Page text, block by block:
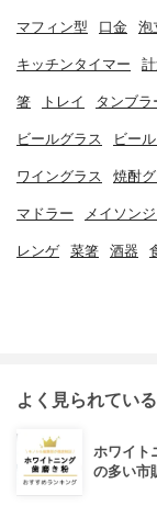
マフィン型 口金 泡
キッチンタイマー
箸 トレイ タンブラ
ビールグラス ビー
ワイングラス 焼酎
マドラー メイソン
レンゲ 菜箸 酒器
よく見られてい
ホワイト
の多い市